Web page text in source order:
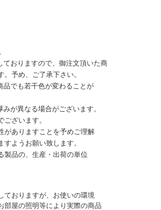
おりますので、御注文頂いた商
予め、ご了承下さい。
でも若干色が変わることが
が異なる場合がございます。
ざいます。
がありますことを予めご理解
ようお願い致します。
製品の、生産・出荷の単位
ておりますが、お使いの環境
部屋の照明等により実際の商品